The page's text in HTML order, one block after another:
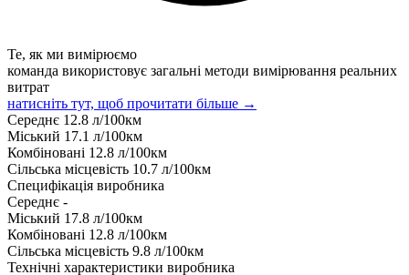
Те, як ми вимірюємо
команда використовує загальні методи вимірювання реальних
витрат
натисніть тут, щоб прочитати більше →
Середнє 12.8 л/100км
Міський 17.1 л/100км
Комбіновані 12.8 л/100км
Сільська місцевість 10.7 л/100км
Специфікація виробника
Середнє -
Міський 17.8 л/100км
Комбіновані 12.8 л/100км
Сільська місцевість 9.8 л/100км
Технічні характеристики виробника